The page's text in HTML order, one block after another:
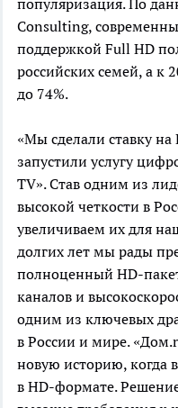
популяризация. По
Consulting,
поддержкой Full HD
российских семей, а к
до 74%.
«Мы сделали ставку на
запустили услугу
TV». Став одним из
высокой четкости в
увеличиваем их для
долгих лет мы рады
полноценный HD-
каналов и
одним из ключевых
в России и мире.
новую историю, когда
в HD-формате.